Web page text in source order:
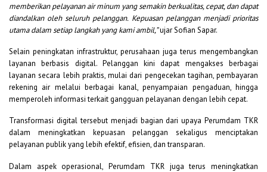
memberikan pelayanan air minum yang semakin berkualitas, cepat, dan dapat
diandalkan oleh seluruh pelanggan. Kepuasan pelanggan menjadi prioritas
utama dalam setiap langkah yang kami ambil,”ujar Sofian Sapar.
Selain peningkatan infrastruktur, perusahaan juga terus mengembangkan
layanan berbasis digital. Pelanggan kini dapat mengakses berbagai
layanan secara lebih praktis, mulai dari pengecekan tagihan, pembayaran
rekening air melalui berbagai kanal, penyampaian pengaduan, hingga
memperoleh informasi terkait gangguan pelayanan dengan lebih cepat.
Transformasi digital tersebut menjadi bagian dari upaya Perumdam TKR
dalam meningkatkan kepuasan pelanggan sekaligus menciptakan
pelayanan publik yang lebih efektif, efisien, dan transparan.
Dalam aspek operasional, Perumdam TKR juga terus meningkatkan